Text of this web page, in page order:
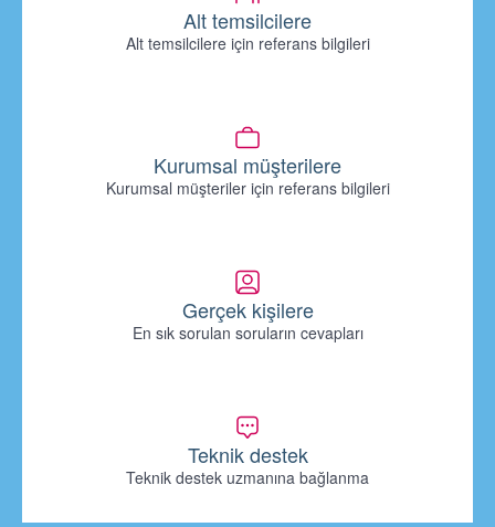
Alt temsilcilere
Alt temsilcilere için referans bilgileri
Kurumsal müşterilere
Kurumsal müşteriler için referans bilgileri
Gerçek kişilere
En sık sorulan soruların cevapları
Teknik destek
Teknik destek uzmanına bağlanma